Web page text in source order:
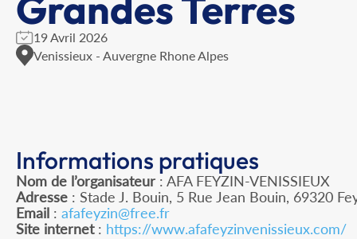
19 Avril 2026
Venissieux - Auvergne Rhone Alpes
Informations pratiques
Nom de l’organisateur : AFA FEYZIN-VENISSIEUX
Adresse : Stade J. Bouin, 5 Rue Jean Bouin, 69320
Email : afafeyzin@free.fr
Site internet: https://www.afafeyzinvenissieux.com/